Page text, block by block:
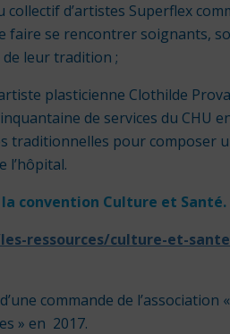
d’artistes Superflex
se rencontrer soignants,
leur tradition ;
plasticienne Clothilde
de services du CHU
traditionnelles pour composer
l’hôpital.
la convention Culture et Santé.
ressources/culture-et-
commande de
» en 2017.